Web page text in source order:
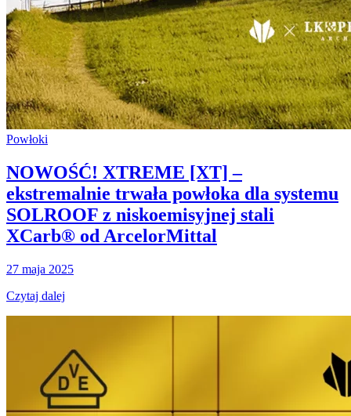
Powłoki
NOWOŚĆ! XTREME [XT] –
ekstremalnie trwała powłoka dla systemu
SOLROOF z niskoemisyjnej stali
XCarb® od ArcelorMittal
27 maja 2025
Czytaj dalej